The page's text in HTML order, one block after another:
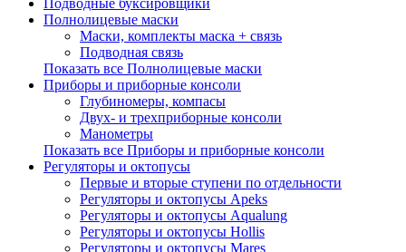
Подводные буксировщики
Полнолицевые маски
Маски, комплекты маска + связь
Подводная связь
Показать все Полнолицевые маски
Приборы и приборные консоли
Глубиномеры, компасы
Двух- и трехприборные консоли
Манометры
Показать все Приборы и приборные консоли
Регуляторы и октопусы
Первые и вторые ступени по отдельности
Регуляторы и октопусы Apeks
Регуляторы и октопусы Aqualung
Регуляторы и октопусы Hollis
Регуляторы и октопусы Mares